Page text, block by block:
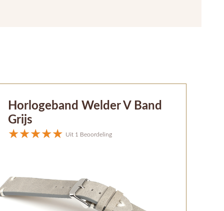
Horlogeband Welder V Band
Grijs
Uit 1 Beoordeling